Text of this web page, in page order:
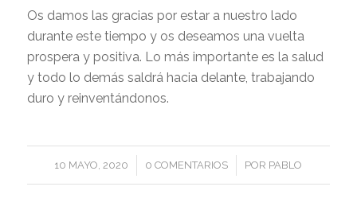
Os damos las gracias por estar a nuestro lado
durante este tiempo y os deseamos una vuelta
prospera y positiva. Lo más importante es la salud
y todo lo demás saldrá hacia delante, trabajando
duro y reinventándonos.
10 MAYO, 2020
/ 0 COMENTARIOS
/ POR PABLO